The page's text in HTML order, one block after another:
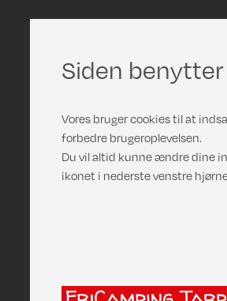
Siden
Vores bruger cookies til at
forbedre brugeroplevelsen.
Du vil altid kunne ændre dine
ikonet i nederste venstre